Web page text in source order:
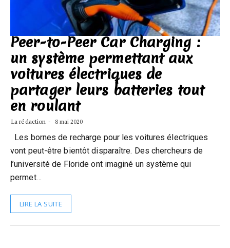
Peer-to-Peer Car Charging :
un système permettant aux
voitures électriques de
partager leurs batteries tout
en roulant
La rédaction 8 mai 2020
Les bornes de recharge pour les voitures électriques
vont peut-être bientôt disparaître. Des chercheurs de
l’université de Floride ont imaginé un système qui
permet…
LIRE LA SUITE